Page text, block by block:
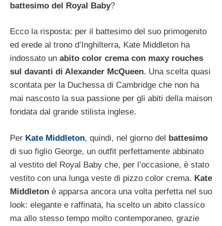
battesimo del Royal Baby?
Ecco la risposta: per il battesimo del suo primogenito
ed erede al trono d’Inghilterra, Kate Middleton ha
indossato un abito color crema con maxy rouches
sul davanti di Alexander McQueen. Una scelta quasi
scontata per la Duchessa di Cambridge che non ha
mai nascosto la sua passione per gli abiti della maison
fondata dal grande stilista inglese.
Per Kate Middleton, quindi, nel giorno del battesimo
di suo figlio George, un outfit perfettamente abbinato
al vestito del Royal Baby che, per l’occasione, è stato
vestito con una lunga veste di pizzo color crema. Kate
Middleton è apparsa ancora una volta perfetta nel suo
look: elegante e raffinata, ha scelto un abito classico
ma allo stesso tempo molto contemporaneo, grazie